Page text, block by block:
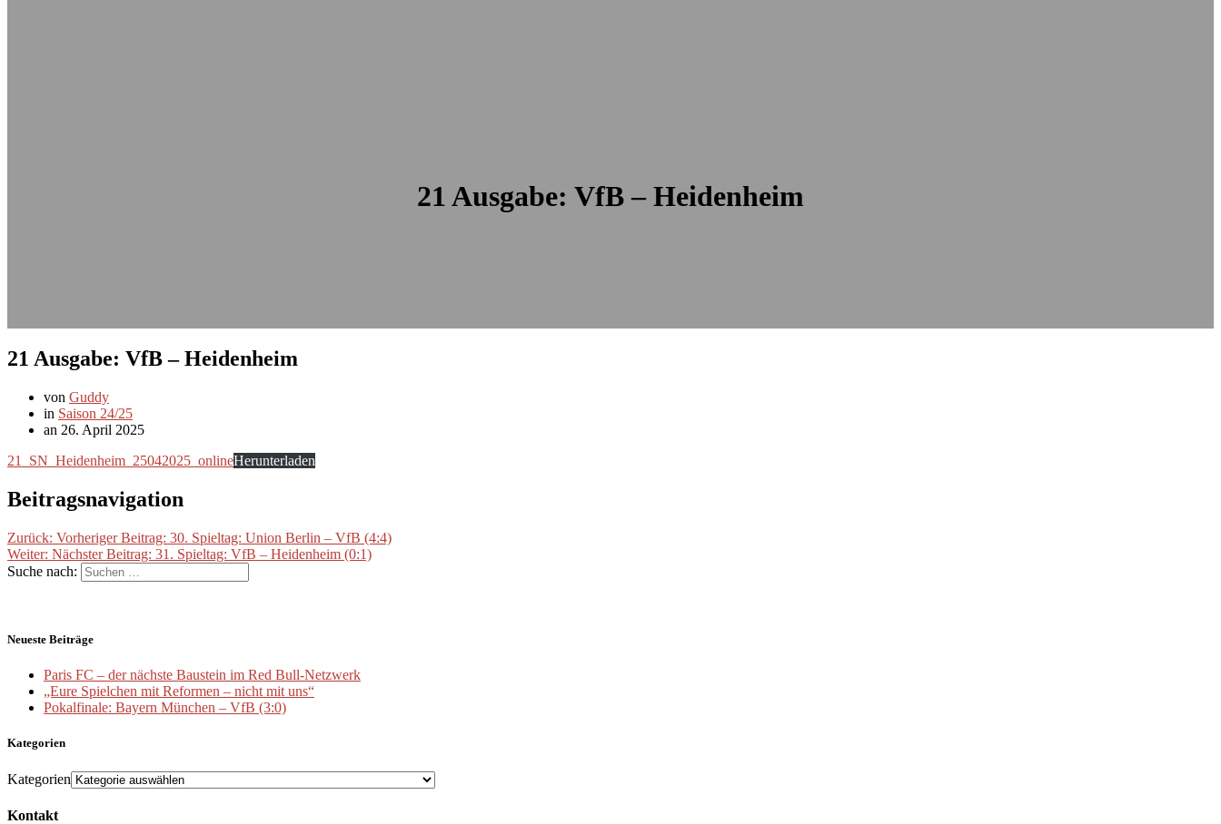
21 Ausgabe: VfB – Heidenheim
21 Ausgabe: VfB – Heidenheim
von Guddy
in Saison 24/25
an 26. April 2025
21_SN_Heidenheim_25042025_onlineHerunterladen
Beitragsnavigation
Zurück: Vorheriger Beitrag: 30. Spieltag: Union Berlin – VfB (4:4)
Weiter: Nächster Beitrag: 31. Spieltag: VfB – Heidenheim (0:1)
Suche nach:
Neueste Beiträge
Paris FC – der nächste Baustein im Red Bull-Netzwerk
„Eure Spielchen mit Reformen – nicht mit uns“
Pokalfinale: Bayern München – VfB (3:0)
Kategorien
Kategorien
Kontakt